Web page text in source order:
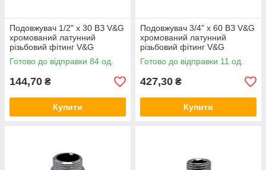
Подовжувач 1/2" x 30 ВЗ V&G
хромований латунний
різьбовий фітинг V&G
(VALOGIN) для
водопостачання та опалення
Готово до відправки 84 од.
144,70 ₴
Купити
Подовжувач 3/4" x 60 ВЗ V&G
хромований латунний
різьбовий фітинг V&G
(VALOGIN) для
водопостачання та опалення
Готово до відправки 11 од.
427,30 ₴
Купити